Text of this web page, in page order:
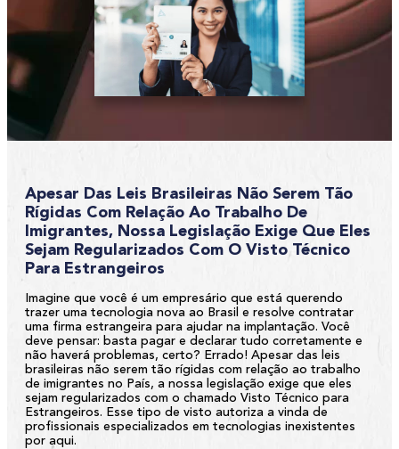
Apesar Das Leis Brasileiras Não Serem Tão
Rígidas Com Relação Ao Trabalho De
Imigrantes, Nossa Legislação Exige Que Eles
Sejam Regularizados Com O Visto Técnico
Para Estrangeiros
Imagine que você é um empresário que está querendo
trazer uma tecnologia nova ao Brasil e resolve contratar
uma firma estrangeira para ajudar na implantação. Você
deve pensar: basta pagar e declarar tudo corretamente e
não haverá problemas, certo? Errado! Apesar das leis
brasileiras não serem tão rígidas com relação ao trabalho
de imigrantes no País, a nossa legislação exige que eles
sejam regularizados com o chamado Visto Técnico para
Estrangeiros. Esse tipo de visto autoriza a vinda de
profissionais especializados em tecnologias inexistentes
por aqui.